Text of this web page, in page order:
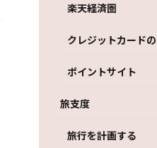
楽天経済圏
クレジットカード
ポイントサイト
旅支度
旅行を計画する